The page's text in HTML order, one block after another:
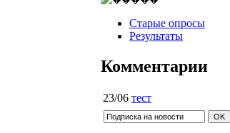
Старые опросы
Результаты
Комментарии
23/06 тест